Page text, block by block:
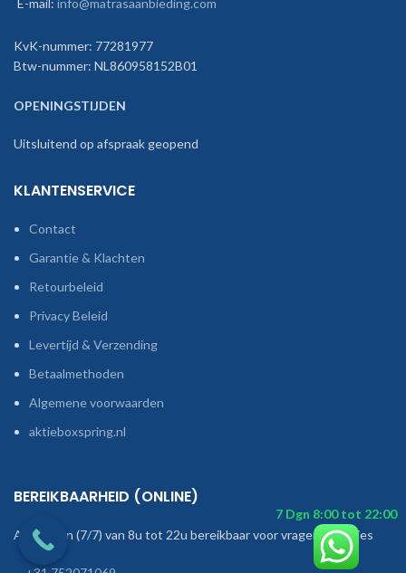
E-mail: info@matrasaanbieding.com
KvK-nummer: 77281977
Btw-nummer: NL860958152B01
OPENINGSTIJDEN
Uitsluitend op afspraak geopend
KLANTENSERVICE
Contact
Garantie & Klachten
Retourbeleid
Privacy Beleid
Levertijd & Verzending
Betaalmethoden
Algemene voorwaarden
aktieboxspring.nl
BEREIKBAARHEID (ONLINE)
Alle dagen (7/7) van 8u tot 22u bereikbaar voor vragen of advies